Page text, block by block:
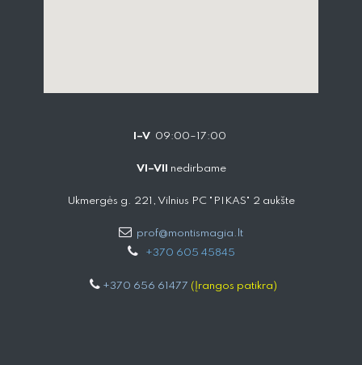
I–V 09:00–17:00
VI–VII nedirbame
Ukmergės g. 221, Vilnius PC "PIKAS" 2 aukšte
prof@montismagia.lt
+370 605 4584​5
+370 656 61477 (Įrangos patikra)